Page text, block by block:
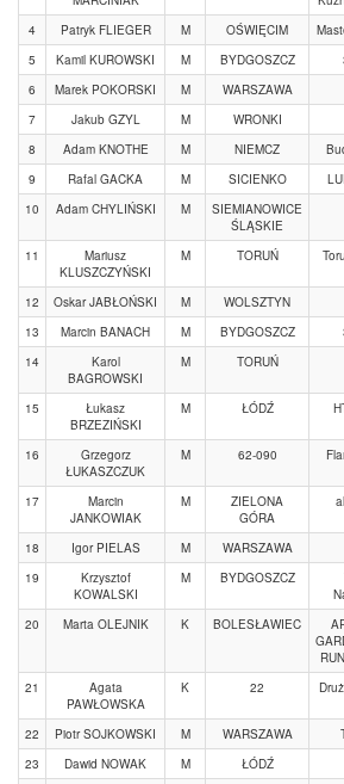
4 Patryk FLIEGER M OŚWIĘCIM
5
Kamil KUROWSKI M BYDGOSZCZ
6
Marek POKORSKI M WARSZAWA
7
Jakub GZYL M WRONKI
8
Adam KNOTHE M NIEMCZ
9
Rafal GACKA M SICIENKO
10
Adam CHYLIŃSKI M
SIEMIANOWICE
ŚLĄSKIE
11
Mariusz
KLUSZCZYŃSKI
M TORUŃ
12 Oskar JABŁOŃSKI M WOLSZTYN
13
Marcin BANACH M BYDGOSZCZ
14
Karol
BAGROWSKI
M TORUŃ
15
Łukasz
BRZEZIŃSKI
M ŁÓDŹ
16
Grzegorz
ŁUKASZCZUK
M 62-090
17
Marcin
JANKOWIAK
M
ZIELONA
GÓRA
18 Igor PIELAS M WARSZAWA
19
Krzysztof
KOWALSKI
M BYDGOSZCZ
20 Marta OLEJNIK K BOLESŁAWIEC
21
Agata
PAWŁOWSKA
K 22
22 Piotr SOJKOWSKI M WARSZAWA
23
Dawid NOWAK M ŁÓDŹ